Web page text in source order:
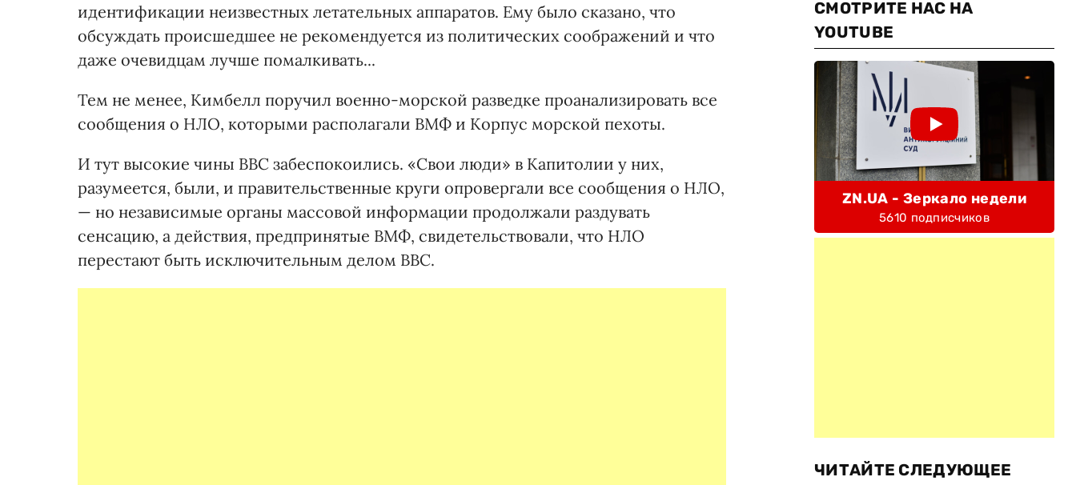
идентификации неизвестных летательных аппаратов. Ему было сказано, что
обсуждать происшедшее не рекомендуется из политических соображений и что
даже очевидцам лучше помалкивать...
Тем не менее, Кимбелл поручил военно-морской разведке проанализировать все
сообщения о НЛО, которыми располагали ВМФ и Корпус морской пехоты.
И тут высокие чины ВВС забеспокоились. «Свои люди» в Капитолии у них,
разумеется, были, и правительственные круги опровергали все сообщения о НЛО,
— но независимые органы массовой информации продолжали раздувать
сенсацию, а действия, предпринятые ВМФ, свидетельствовали, что НЛО
перестают быть исключительным делом ВВС.
СМОТРИТЕ НАС НА
YOUTUBE
ZN.UA - Зеркало недели
5610 подписчиков
ЧИТАЙТЕ СЛЕДУЮЩЕЕ